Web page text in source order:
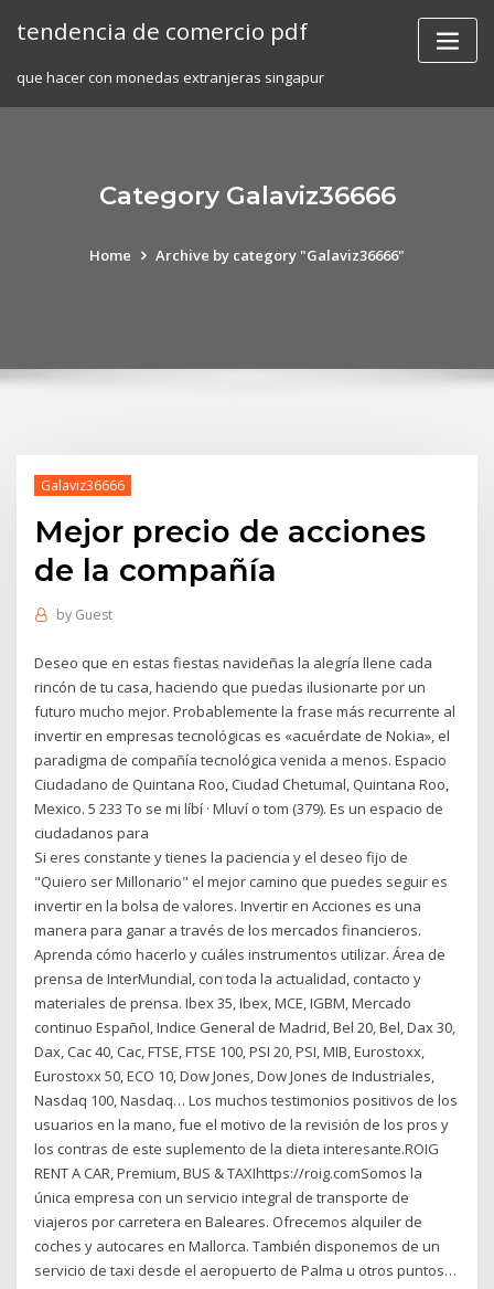
tendencia de comercio pdf
que hacer con monedas extranjeras singapur
Category Galaviz36666
Home Archive by category "Galaviz36666"
Galaviz36666
Mejor precio de acciones
de la compañía
by Guest
Deseo que en estas fiestas navideñas la alegría llene cada
rincón de tu casa, haciendo que puedas ilusionarte por un
futuro mucho mejor. Probablemente la frase más recurrente al
invertir en empresas tecnológicas es «acuérdate de Nokia», el
paradigma de compañía tecnológica venida a menos. Espacio
Ciudadano de Quintana Roo, Ciudad Chetumal, Quintana Roo,
Mexico. 5 233 To se mi líbí · Mluví o tom (379). Es un espacio de
ciudadanos para
Si eres constante y tienes la paciencia y el deseo fijo de
"Quiero ser Millonario" el mejor camino que puedes seguir es
invertir en la bolsa de valores. Invertir en Acciones es una
manera para ganar a través de los mercados financieros.
Aprenda cómo hacerlo y cuáles instrumentos utilizar. Área de
prensa de InterMundial, con toda la actualidad, contacto y
materiales de prensa. Ibex 35, Ibex, MCE, IGBM, Mercado
continuo Español, Indice General de Madrid, Bel 20, Bel, Dax 30,
Dax, Cac 40, Cac, FTSE, FTSE 100, PSI 20, PSI, MIB, Eurostoxx,
Eurostoxx 50, ECO 10, Dow Jones, Dow Jones de Industriales,
Nasdaq 100, Nasdaq… Los muchos testimonios positivos de los
usuarios en la mano, fue el motivo de la revisión de los pros y
los contras de este suplemento de la dieta interesante.ROIG
RENT A CAR, Premium, BUS & TAXIhttps://roig.comSomos la
única empresa con un servicio integral de transporte de
viajeros por carretera en Baleares. Ofrecemos alquiler de
coches y autocares en Mallorca. También disponemos de un
servicio de taxi desde el aeropuerto de Palma u otros puntos…